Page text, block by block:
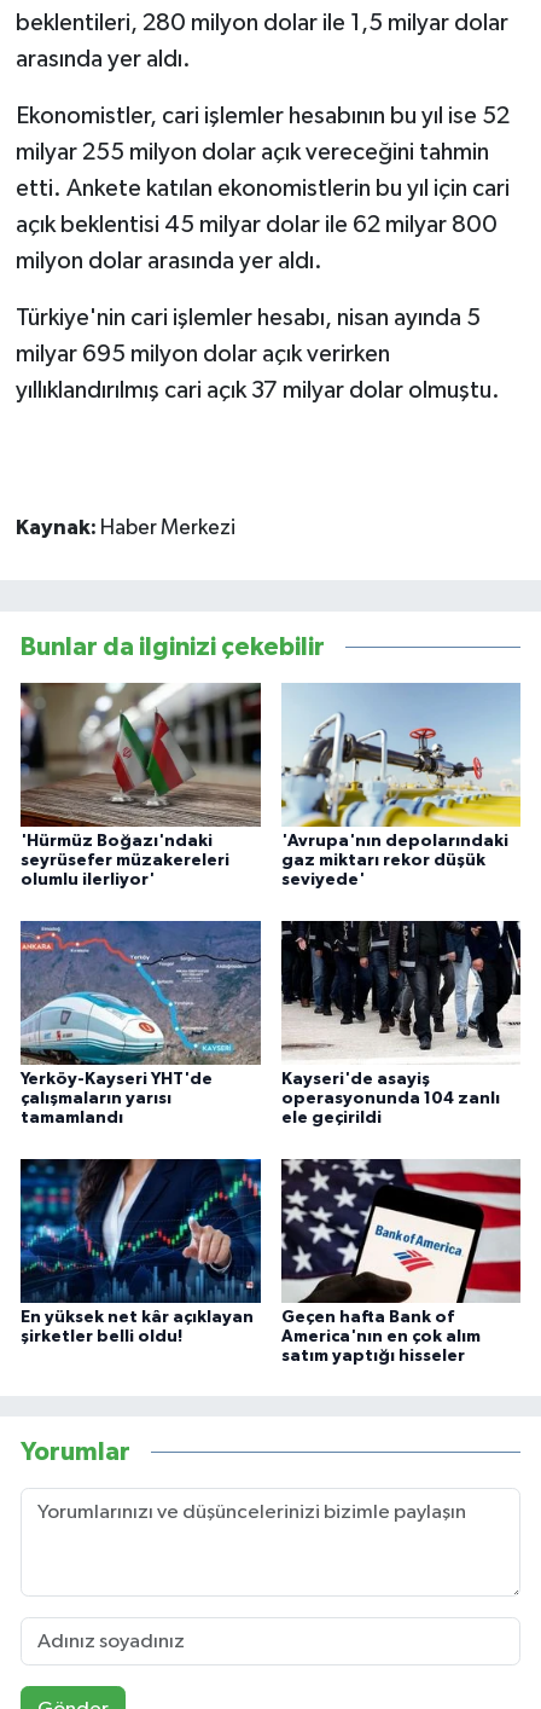
beklentileri, 280 milyon dolar ile 1,5 milyar dolar
arasında yer aldı.
Ekonomistler, cari işlemler hesabının bu yıl ise 52
milyar 255 milyon dolar açık vereceğini tahmin
etti. Ankete katılan ekonomistlerin bu yıl için cari
açık beklentisi 45 milyar dolar ile 62 milyar 800
milyon dolar arasında yer aldı.
Türkiye'nin cari işlemler hesabı, nisan ayında 5
milyar 695 milyon dolar açık verirken
yıllıklandırılmış cari açık 37 milyar dolar olmuştu.
Kaynak: Haber Merkezi
Bunlar da ilginizi çekebilir
'Hürmüz Boğazı'ndaki
seyrüsefer müzakereleri
olumlu ilerliyor'
'Avrupa'nın depolarındaki
gaz miktarı rekor düşük
seviyede'
Yerköy-Kayseri YHT'de
çalışmaların yarısı
tamamlandı
Kayseri'de asayiş
operasyonunda 104 zanlı
ele geçirildi
En yüksek net kâr açıklayan
şirketler belli oldu!
Geçen hafta Bank of
America'nın en çok alım
satım yaptığı hisseler
Yorumlar